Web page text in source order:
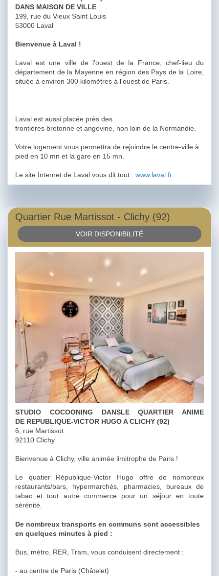
DANS MAISON DE VILLE
199, rue du Vieux Saint Louis
53000 Laval
Bienvenue à Laval !
Laval est une ville de l'ouest de la France, chef-lieu du
département de la Mayenne en région des Pays de la Loire,
située à environ 300 kilomètres à l'ouest de Paris.
Laval est aussi placée près des
frontières bretonne et angevine, non loin de la Normandie.
Votre logement vous permettra de rejoindre le centre-ville à
pied en 10 mn et la gare en 15 mn.
Le site Internet de Laval vous dit tout : www.laval.fr
Quartier Rue Martissot - Clichy (92)
VOIR DISPONIBILITÉ
STUDIO COCOONING DANSLE QUARTIER ANIME
DE REPUBLIQUE-VICTOR HUGO A CLICHY (92)
6, rue Martissot
92110 Clichy
Bienvenue à Clichy, ville animée limitrophe de Paris !
Le quatier République-Victor Hugo offre de nombreux
restaurants/bars, hypermarchés, pharmacies, bureaux de
tabac et tout autre commerce pour un séjour en toute
sérénité.
De nombreux transports en communs sont accessibles
en quelques minutes à pied :
Bus, métro, RER, Tram, vous conduisent directement :
- au centre de Paris (Châtelet)